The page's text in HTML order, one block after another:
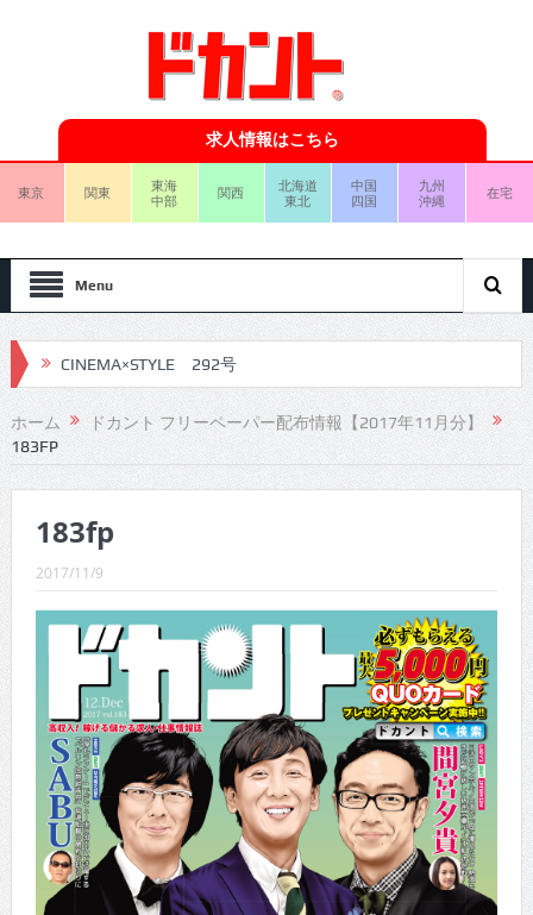
求人情報はこちら
東京 関東
東海
中部
関西
北海道
東北
中国
四国
九州
沖縄
在宅
Menu
CINEMA×STYLE 292号
CINEMA×STYLE 291号
CINEMA×STYLE 290号
CINEMA×STYLE 288号
CINEMA×STYLE 286号
CINEMA×STYLE 285号
CINEMA×STYLE 294号
CINEMA×STYLE 293号
ホーム
ドカント フリーペーパー配布情報【2017年11月分】
183FP
183fp
2017/11/9